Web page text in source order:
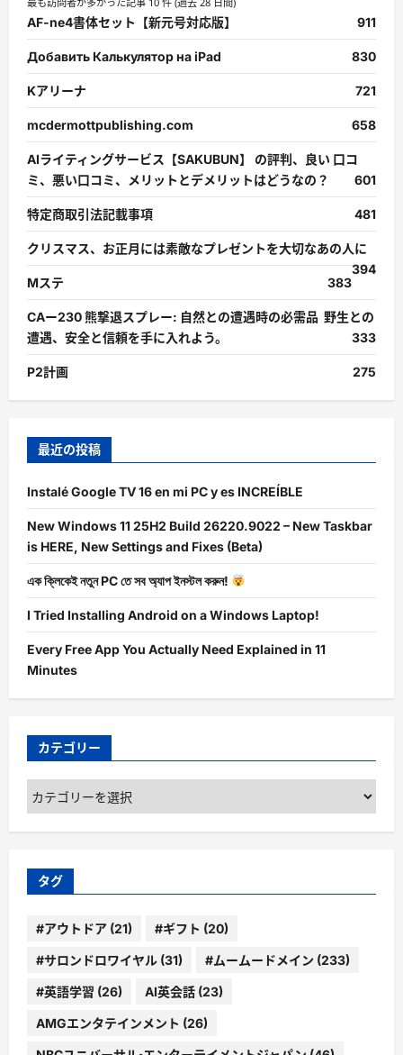
AF-ne4書体セット【新元号対応版】 911
Добавить Калькулятор на iPad 830
Kアリーナ 721
mcdermottpublishing.com 658
AIライティングサービス【SAKUBUN】 の評判、良い 口コ
ミ、悪い口コミ、メリットとデメリットはどうなの？
601
特定商取引法記載事項 481
クリスマス、お正月には素敵なプレゼントを大切なあの人に
394
Mステ
383
CAー230 熊撃退スプレー: 自然との遭遇時の必需品 野生との
遭遇、安全と信頼を手に入れよう。
333
P2計画 275
最近の投稿
Instalé Google TV 16 en mi PC y es INCREÍBLE
New Windows 11 25H2 Build 26220.9022 – New Taskbar
is HERE, New Settings and Fixes (Beta)
এক ক্লিকেই নতুন PC তে সব অ্যাপ ইনস্টল করুন!
I Tried Installing Android on a Windows Laptop!
Every Free App You Actually Need Explained in 11
Minutes
カテゴリー
カ
テ
ゴ
ー
タグ
#アウトドア (21) #ギフト (20)
#サロンドロワイヤル (31) #ムームードメイン (233)
#英語学習 (26) AI英会話 (23)
AMGエンタテインメント (26)